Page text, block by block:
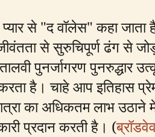
से "द वॉलेस" कहा
से सुरुचिपूर्ण ढंग से
पुनर्जागरण
है। चाहे आप इतिहास
का अधिकतम लाभ
प्रदान करती है। (